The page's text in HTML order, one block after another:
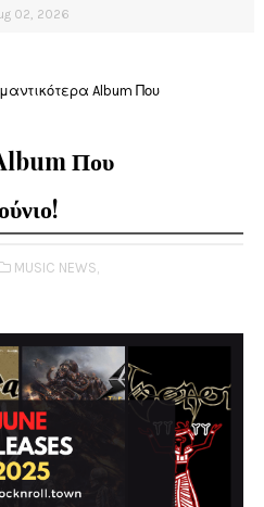
02, 2026
Album Που
Που
MUSIC NEWS,